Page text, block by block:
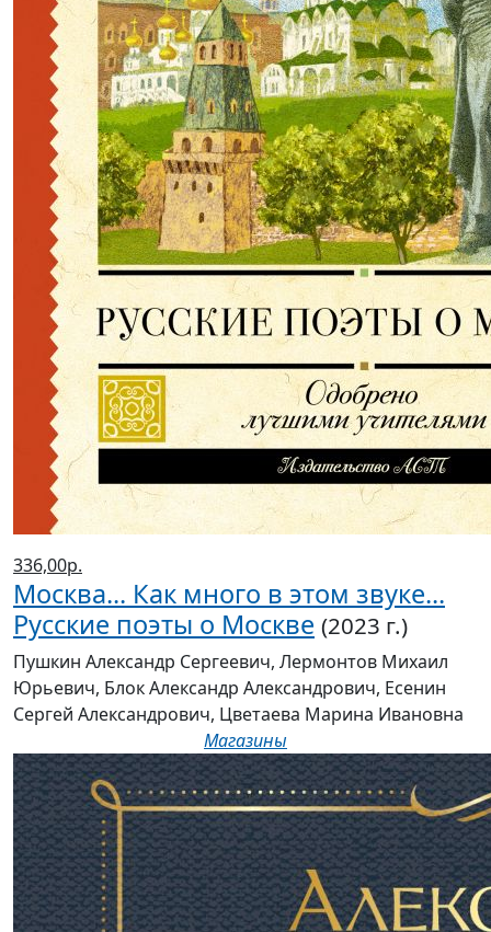
336,00р.
Москва... Как много в этом звуке...
Русские поэты о Москве (2023 г.)
Пушкин Александр Сергеевич, Лермонтов Михаил
Юрьевич, Блок Александр Александрович, Есенин
Сергей Александрович, Цветаева Марина Ивановна
Магазины